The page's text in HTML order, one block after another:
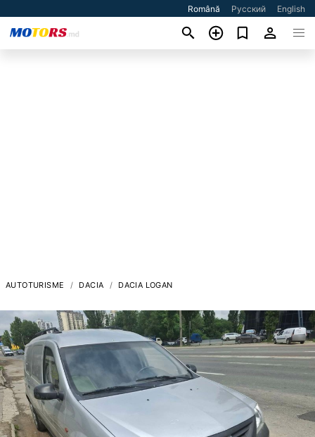
Română Русский English
AUTOTURISME DACIA DACIA LOGAN